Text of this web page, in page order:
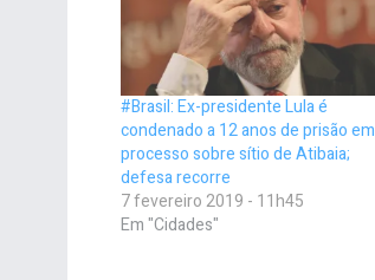
#Brasil: Ex-presidente Lula é
condenado a 12 anos de prisão em
processo sobre sítio de Atibaia;
defesa recorre
7 fevereiro 2019 - 11h45
Em "Cidades"